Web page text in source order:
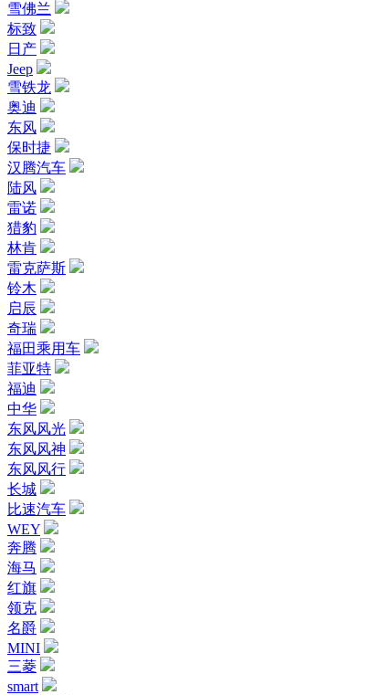
雪佛兰
标致
日产
Jeep
雪铁龙
奥迪
东风
保时捷
汉腾汽车
陆风
雷诺
猎豹
林肯
雷克萨斯
铃木
启辰
奇瑞
福田乘用车
菲亚特
福迪
中华
东风风光
东风风神
东风风行
长城
比速汽车
WEY
奔腾
海马
红旗
领克
名爵
MINI
三菱
smart